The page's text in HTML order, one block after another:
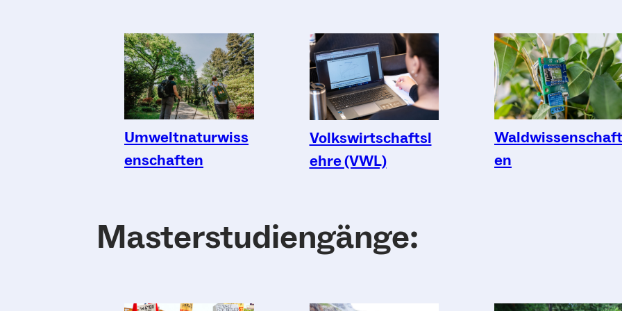
Umweltnaturwiss
enschaften
Volkswirtschaftsl
ehre (VWL)
Waldwissenschaft
en
Masterstudiengänge: